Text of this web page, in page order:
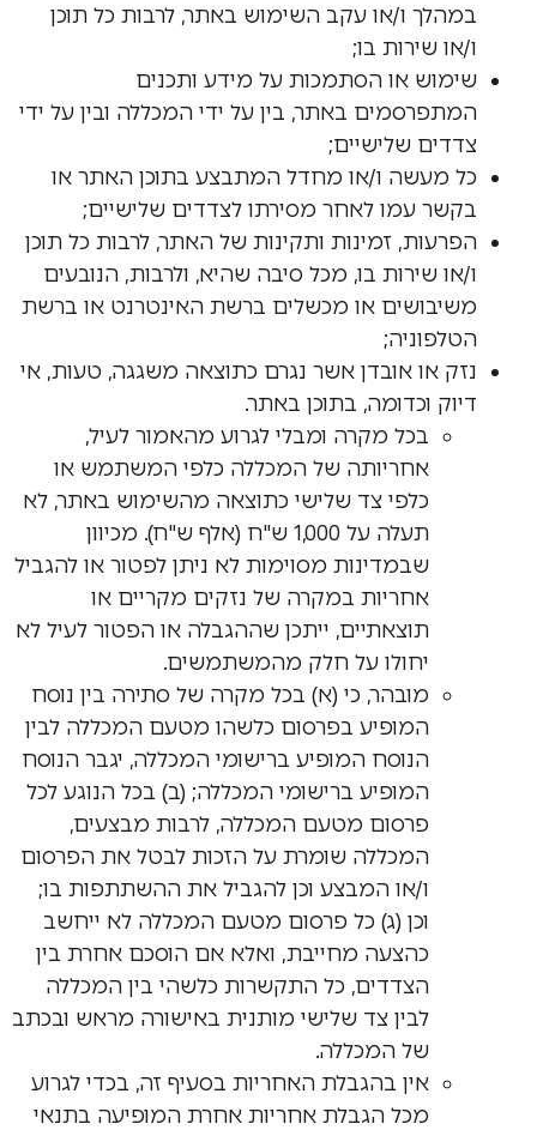
במהלך ו/או עקב השימוש באתר, לרבות כל תוכן
ו/או שירות בו;
שימוש או הסתמכות על מידע ותכנים
המתפרסמים באתר, בין על ידי המכללה ובין על ידי
צדדים שלישיים;
כל מעשה ו/או מחדל המתבצע בתוכן האתר או
בקשר עמו לאחר מסירתו לצדדים שלישיים;
הפרעות, זמינות ותקינות של האתר, לרבות כל תוכן
ו/או שירות בו, מכל סיבה שהיא, ולרבות, הנובעים
משיבושים או מכשלים ברשת האינטרנט או ברשת
הטלפוניה;
נזק או אובדן אשר נגרם כתוצאה משגגה, טעות, אי
דיוק וכדומה, בתוכן באתר.
בכל מקרה ומבלי לגרוע מהאמור לעיל,
אחריותה של המכללה כלפי המשתמש או
כלפי צד שלישי כתוצאה מהשימוש באתר, לא
תעלה על 1,000 ש"ח (אלף ש"ח). מכיוון
שבמדינות מסוימות לא ניתן לפטור או להגביל
אחריות במקרה של נזקים מקריים או
תוצאתיים, ייתכן שההגבלה או הפטור לעיל לא
יחולו על חלק מהמשתמשים.
מובהר, כי (א) בכל מקרה של סתירה בין נוסח
המופיע בפרסום כלשהו מטעם המכללה לבין
הנוסח המופיע ברישומי המכללה, יגבר הנוסח
המופיע ברישומי המכללה; (ב) בכל הנוגע לכל
פרסום מטעם המכללה, לרבות מבצעים,
המכללה שומרת על הזכות לבטל את הפרסום
ו/או המבצע וכן להגביל את ההשתתפות בו;
וכן (ג) כל פרסום מטעם המכללה לא ייחשב
כהצעה מחייבת, ואלא אם הוסכם אחרת בין
הצדדים, כל התקשרות כלשהי בין המכללה
לבין צד שלישי מותנית באישורה מראש ובכתב
של המכללה.
אין בהגבלת האחריות בסעיף זה, בכדי לגרוע
מכל הגבלת אחריות אחרת המופיעה בתנאי